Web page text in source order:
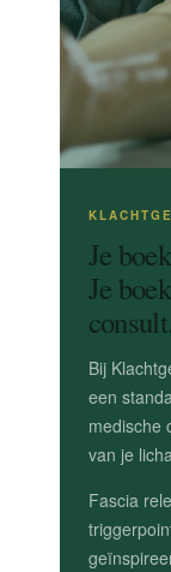
Je
Je
consult.
Bij
een
medische
van je
Fascia